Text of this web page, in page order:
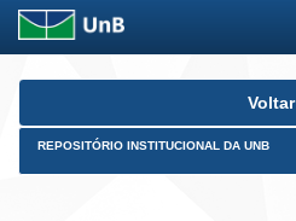
Skip
Voltar
REPOSITÓRIO INSTITUCIONAL DA UNB